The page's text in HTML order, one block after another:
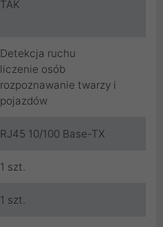
TAK
Detekcja ruchu
liczenie osób
rozpoznawanie twarzy i
pojazdów
RJ45 10/100 Base-TX
1 szt.
1 szt.